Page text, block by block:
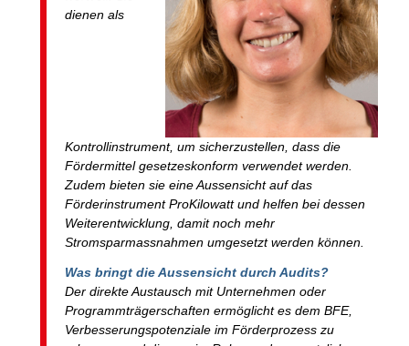
dienen als
Kontrollinstrument, um sicherzustellen, dass die
Fördermittel gesetzeskonform verwendet werden.
Zudem bieten sie eine Aussensicht auf das
Förderinstrument ProKilowatt und helfen bei dessen
Weiterentwicklung, damit noch mehr
Stromsparmassnahmen umgesetzt werden können.
Was bringt die Aussensicht durch Audits?
Der direkte Austausch mit Unternehmen oder
Programmträgerschaften ermöglicht es dem BFE,
Verbesserungspotenziale im Förderprozess zu